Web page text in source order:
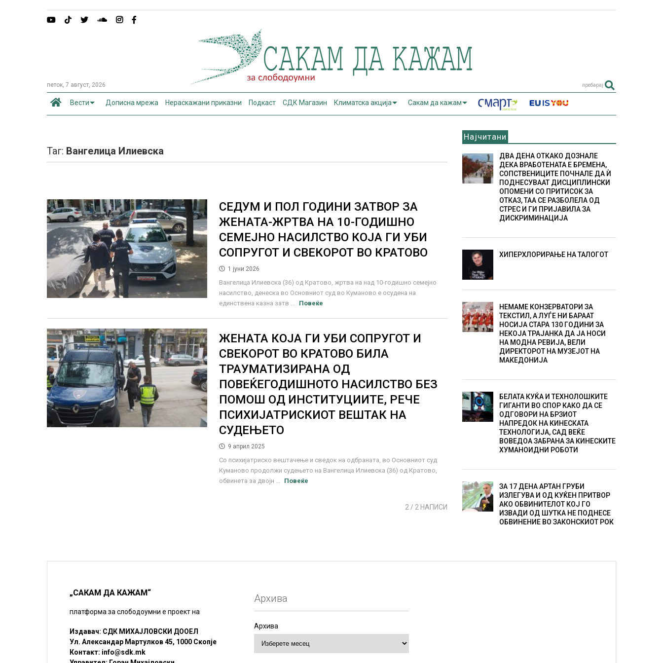
петок, 7 август, 2026 пребарај
Вести Дописна мрежа Нераскажани приказни Подкаст СДК Магазин Климатска акција Сакам да кажам
Таг: Вангелица Илиевска
СЕДУМ И ПОЛ ГОДИНИ ЗАТВОР ЗА
ЖЕНАТА-ЖРТВА НА 10-ГОДИШНО
СЕМЕЈНО НАСИЛСТВО КОЈА ГИ УБИ
СОПРУГОТ И СВЕКОРОТ ВО КРАТОВО
1 јуни 2026
Вангелица Илиевска (36) од Кратово, жртва на над 10-годишно семејно
насилство, денеска во Основниот суд во Куманово е осудена на
единствена казна затв ...
Повеќе
ЖЕНАТА КОЈА ГИ УБИ СОПРУГОТ И
СВЕКОРОТ ВО КРАТОВО БИЛА
ТРАУМАТИЗИРАНА ОД
ПОВЕЌЕГОДИШНОТО НАСИЛСТВО БЕЗ
ПОМОШ ОД ИНСТИТУЦИИТЕ, РЕЧЕ
ПСИХИЈАТРИСКИОТ ВЕШТАК НА
СУДЕЊЕТО
9 април 2025
Со психијатриско вештачење и сведок на одбраната, во Основниот суд
Куманово продолжи судењето на Вангелица Илиевска (36) од Кратово,
обвинета за двојн ...
Повеќе
2 / 2 НАПИСИ
Најчитани
ДВА ДЕНА ОТКАКО ДОЗНАЛЕ
ДЕКА ВРАБОТЕНАТА Е БРЕМЕНА,
СОПСТВЕНИЦИТЕ ПОЧНАЛЕ ДА Ѝ
ПОДНЕСУВААТ ДИСЦИПЛИНСКИ
ОПОМЕНИ СО ПРИТИСОК ЗА
ОТКАЗ, ТАА СЕ РАЗБОЛЕЛА ОД
СТРЕС И ГИ ПРИЈАВИЛА ЗА
ДИСКРИМИНАЦИЈА
ХИПЕРХЛОРИРАЊЕ НА ТАЛОГОТ
НЕМАМЕ КОНЗЕРВАТОРИ ЗА
ТЕКСТИЛ, А ЛУЃЕ НИ БАРААТ
НОСИЈА СТАРА 130 ГОДИНИ ЗА
НЕКОЈА ТРАЈАНКА ДА ЈА НОСИ
НА МОДНА РЕВИЈА, ВЕЛИ
ДИРЕКТОРОТ НА МУЗЕЈОТ НА
МАКЕДОНИЈА
БЕЛАТА КУЌА И ТЕХНОЛОШКИТЕ
ГИГАНТИ ВО СПОР КАКО ДА СЕ
ОДГОВОРИ НА БРЗИОТ
НАПРЕДОК НА КИНЕСКАТА
ТЕХНОЛОГИЈА, САД ВЕЌЕ
ВОВЕДОА ЗАБРАНА ЗА КИНЕСКИТЕ
ХУМАНОИДНИ РОБОТИ
ЗА 17 ДЕНА АРТАН ГРУБИ
ИЗЛЕГУВА И ОД КУЌЕН ПРИТВОР
АКО ОБВИНИТЕЛОТ КОЈ ГО
ИЗВАДИ ОД ШУТКА НЕ ПОДНЕСЕ
ОБВИНЕНИЕ ВО ЗАКОНСКИОТ РОК
„САКАМ ДА КАЖАМ“
платформа за слободоумни е проект на
Издавач: СДК МИХАЈЛОВСКИ ДООЕЛ
Ул. Александар Мартулков 45, 1000 Скопје
Контакт: info@sdk.mk
Архива
Архива